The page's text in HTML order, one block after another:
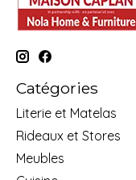
Catégories
Literie et Matelas
Rideaux et Stores
Meubles